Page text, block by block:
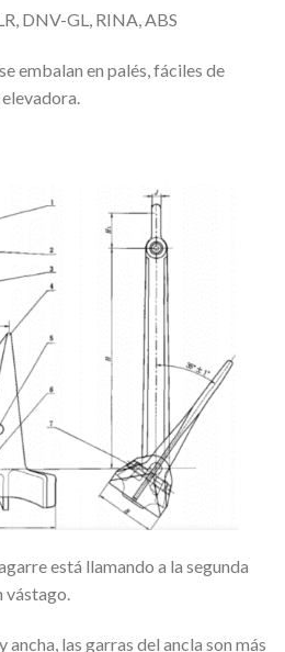
DNV-GL, RINA, ABS
embalan en palés, fáciles de
está llamando a la segunda
vástago.
ancha, las garras del ancla son más